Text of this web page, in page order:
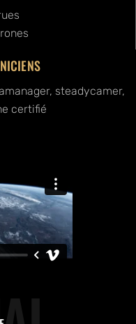
steadycamer,
certifié